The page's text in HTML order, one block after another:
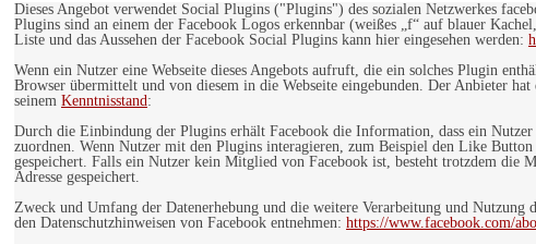
Dieses Angebot verwendet Social Plugins ("Plugins") des sozialen Netzwerkes
Plugins sind an einem der Facebook Logos erkennbar (weißes „f“ auf blauer
Liste und das Aussehen der Facebook Social Plugins kann hier eingesehen werden:
Wenn ein Nutzer eine Webseite dieses Angebots aufruft, die ein solches Plugin
Browser übermittelt und von diesem in die Webseite eingebunden. Der Anbieter
seinem Kenntnisstand:
Durch die Einbindung der Plugins erhält Facebook die Information, dass ein
zuordnen. Wenn Nutzer mit den Plugins interagieren, zum Beispiel den Like
gespeichert. Falls ein Nutzer kein Mitglied von Facebook ist, besteht trotzdem die
Adresse gespeichert.
Zweck und Umfang der Datenerhebung und die weitere Verarbeitung und
den Datenschutzhinweisen von Facebook entnehmen: https://www.facebook.com/